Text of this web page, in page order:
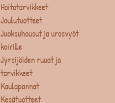
Hoitotarvikkeet
Joulutuotteet
Juoksuhousut ja urosvyöt
koirille
Jyrsijöiden ruuat ja
tarvikkeet
Kaulapannat
Kesätuotteet